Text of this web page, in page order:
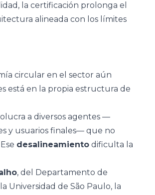
la certificación prolonga el
alineada con los límites
circular en el sector aún
está en la propia estructura de
a diversos agentes —
y usuarios finales— que no
desalineamiento dificulta la
, del Departamento de
Universidad de São Paulo, la